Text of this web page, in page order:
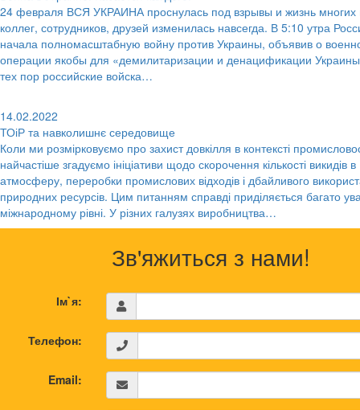
24 февраля ВСЯ УКРАИНА проснулась под взрывы и жизнь
коллег, сотрудников, друзей изменилась навсегда. В 5:10 утра
начала полномасштабную войну против Украины, объявив о
операции якобы для «демилитаризации и денацификации
тех пор российские войска…
14.02.2022
ТОіР та навколишнє середовище
Коли ми розмірковуємо про захист довкілля в контексті
найчастіше згадуємо ініціативи щодо скорочення кількості викидів в
атмосферу, переробки промислових відходів і дбайливого
природних ресурсів. Цим питанням справді приділяється багато
міжнародному рівні. У різних галузях виробництва…
Зв'яжиться з нами!
Ім`я:
Телефон:
Email: